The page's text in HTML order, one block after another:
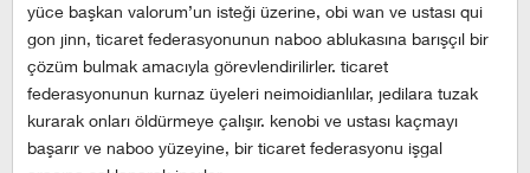
yüce başkan valorum’un isteği üzerine, obi wan ve ustası qui
gon jinn, ticaret federasyonunun naboo ablukasına barışçıl bir
çözüm bulmak amacıyla görevlendirilirler. ticaret
federasyonunun kurnaz üyeleri neimoidianlılar, jedilara tuzak
kurarak onları öldürmeye çalışır. kenobi ve ustası kaçmayı
başarır ve naboo yüzeyine, bir ticaret federasyonu işgal